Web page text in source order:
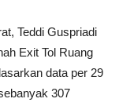
Teddi Guspriadi
Exit Tol Ruang
data per 29
307